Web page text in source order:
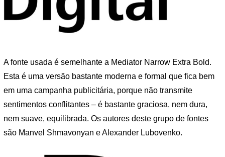
A fonte usada é semelhante a Mediator Narrow Extra Bold.
Esta é uma versão bastante moderna e formal que fica bem
em uma campanha publicitária, porque não transmite
sentimentos conflitantes – é bastante graciosa, nem dura,
nem suave, equilibrada. Os autores deste grupo de fontes
são Manvel Shmavonyan e Alexander Lubovenko.